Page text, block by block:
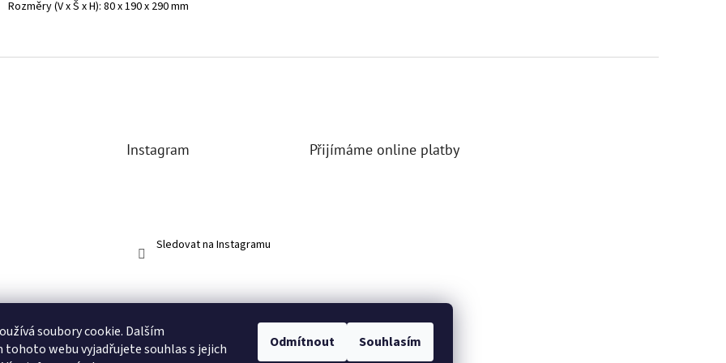
soubory cookie. Dalším
tohoto webu vyjadřujete souhlas s jejich
Odmítnout Souhlasím
Rozměry (V x Š x H): 80 x 190 x 290 mm
Instagram
Sledovat na Instagramu
Přijímáme online platby